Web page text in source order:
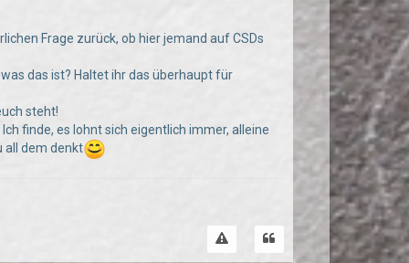
Frage zurück, ob hier jemand auf CSDs
das ist? Haltet ihr das überhaupt für
steht!
finde, es lohnt sich eigentlich immer, alleine
all dem denkt